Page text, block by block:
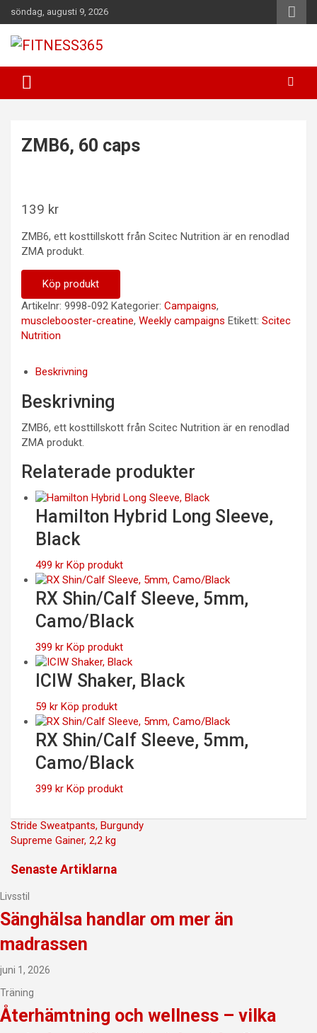
Hoppa
till
innehåll
söndag, augusti 9, 2026
FITNESS365
ZMB6, 60 caps
139 kr
ZMB6, ett kosttillskott från Scitec Nutrition är en renodlad
ZMA produkt.
Köp produkt
Artikelnr: 9998-092 Kategorier: Campaigns,
musclebooster-creatine, Weekly campaigns Etikett: Scitec
Nutrition
Beskrivning
Beskrivning
ZMB6, ett kosttillskott från Scitec Nutrition är en renodlad
ZMA produkt.
Relaterade produkter
Hamilton Hybrid Long Sleeve,
Black
499 kr Köp produkt
RX Shin/Calf Sleeve, 5mm,
Camo/Black
399 kr Köp produkt
ICIW Shaker, Black
59 kr Köp produkt
RX Shin/Calf Sleeve, 5mm,
Camo/Black
399 kr Köp produkt
Inläggsnavigering
Stride Sweatpants, Burgundy
Supreme Gainer, 2,2 kg
Senaste Artiklarna
Livsstil
Sänghälsa handlar om mer än
madrassen
juni 1, 2026
Träning
Återhämtning och wellness – vilka